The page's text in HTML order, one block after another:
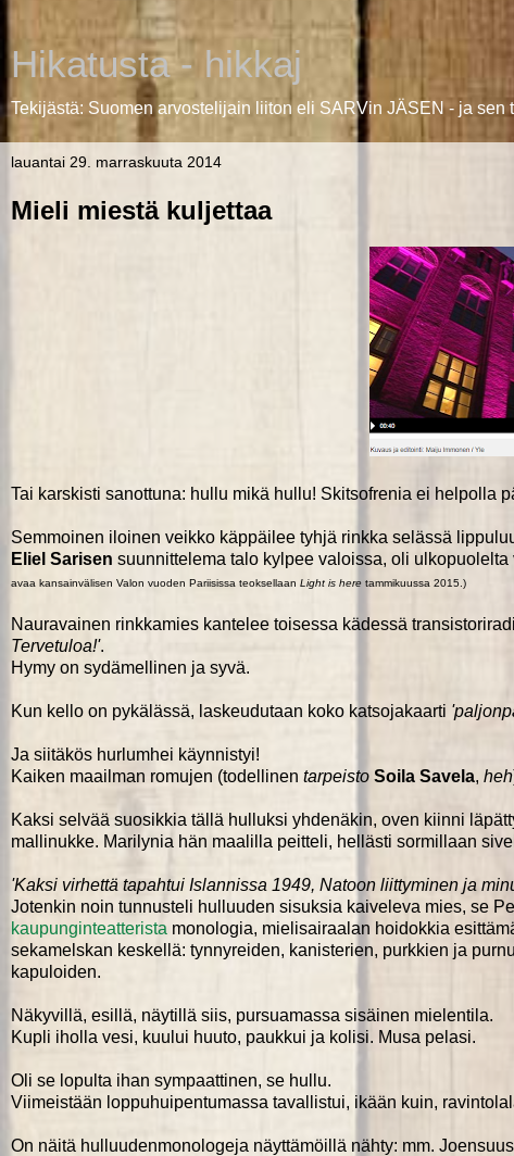
Hikatusta - hikkaj
Tekijästä: Suomen arvostelijain liiton eli SARVin JÄSEN - ja sen
lauantai 29. marraskuuta 2014
Mieli miestä kuljettaa
Tai karskisti sanottuna: hullu mikä hullu! Skitsofrenia ei helpolla
Semmoinen iloinen veikko käppäilee tyhjä rinkka selässä
Eliel Sarisen suunnittelema talo kylpee valoissa, oli
avaa kansainvälisen Valon vuoden Pariisissa teoksellaan Light is here tammikuussa 2015.)
Nauravainen rinkkamies kantelee toisessa kädessä
Tervetuloa!'.
Hymy on sydämellinen ja syvä.
Kun kello on pykälässä, laskeudutaan koko katsojakaarti
Ja siitäkös hurlumhei käynnistyi!
Kaiken maailman romujen (todellinen tarpeisto Soila Savela, heh
Kaksi selvää suosikkia tällä hulluksi yhdenäkin, oven kiinni
mallinukke. Marilynia hän maalilla peitteli, hellästi sormillaan
'Kaksi virhettä tapahtui Islannissa 1949, Natoon liittyminen ja
Jotenkin noin tunnusteli hulluuden sisuksia kaiveleva mies, se
kaupunginteatterista monologia, mielisairaalan hoidokkia
sekamelskan keskellä: tynnyreiden, kanisterien, purkkien ja
kapuloiden.
Näkyvillä, esillä, näytillä siis, pursuamassa sisäinen mielentila.
Kupli iholla vesi, kuului huuto, paukkui ja kolisi. Musa pelasi.
Oli se lopulta ihan sympaattinen, se hullu.
Viimeistään loppuhuipentumassa tavallistui, ikään kuin,
On näitä hulluudenmonologeja näyttämöillä nähty: mm.